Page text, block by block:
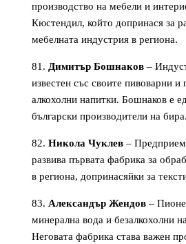
производство на мебели и
Кюстендил, който допринася за
мебелната индустрия в региона.
Димитър Бошнаков –
известен със своите пивоварни и
алкохолни напитки. Бошнаков е
български производители на бира.
Никола Чуклев –
развива първата фабрика за
в региона, допринасяйки за
Александър Жендов –
минерална вода и безалкохолни
Неговата фабрика става важен